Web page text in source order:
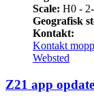
Scale: H0 -
Geografisk
Kontakt:
Kontakt
Websted
Z21 app